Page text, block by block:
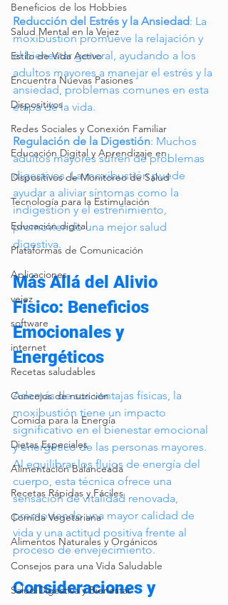
Beneficios de los Hobbies
Salud Mental en la Vejez
Estilo de Vida Activo
Encuentra Nuevas Pasiones
Dispositivos
Redes Sociales y Conexión Familiar
Educación Digital y Aprendizaje en
Dispositivos de Monitoreo de Salud
Tecnología para la Estimulación
Educación digital
Plataformas de Comunicación
Aplicaciones
vejez
software
internet
Recetas saludables
Concejos de nutrición
Comida para la Energía
Dietas Especiales
Alimentación Balanceada
Recetas Rápidas y Fáciles
Comida Vegetariana
Alimentos Naturales y Orgánicos
Consejos para una Vida Saludable
Salud Digestiva y Bienestar
Reducción del Estrés y la Ansiedad: La
moxibustión promueve la relajación y
el bienestar general, ayudando a los
adultos mayores a manejar el estrés y la
ansiedad, problemas comunes en esta
etapa de la vida.
Regulación de la Digestión: Muchos
adultos mayores sufren de problemas
digestivos. La moxibustión puede
ayudar a aliviar síntomas como la
indigestión y el estreñimiento,
promoviendo una mejor salud
digestiva.
Más Allá del Alivio
Físico: Beneficios
Emocionales y
Energéticos
Además de sus ventajas físicas, la
moxibustión tiene un impacto
significativo en el bienestar emocional
y energético de las personas mayores.
Al equilibrar los flujos de energía del
cuerpo, esta técnica ofrece una
sensación de vitalidad renovada,
promoviendo una mayor calidad de
vida y una actitud positiva frente al
proceso de envejecimiento.
Consideraciones y